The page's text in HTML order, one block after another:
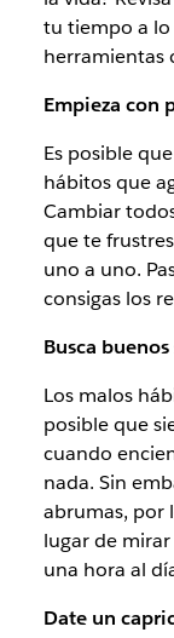
tu tiempo a lo
herramientas
Empieza con
Es posible
hábitos que
Cambiar
que te
uno a uno.
consigas los
Busca
Los malos
posible que
cuando
nada. Sin
abrumas, por
lugar de
una hora al
Date un